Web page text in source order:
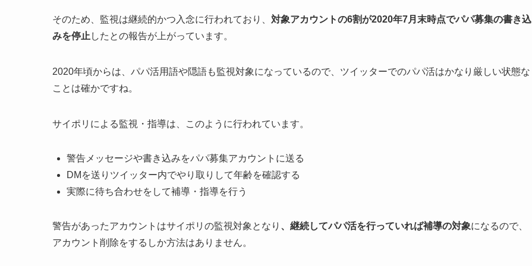
そのため、監視は継続的かつ入念に行われており、 対象アカウントの6割が2020年7月末時点でパパ募集の書き込
みを停止 したとの報告が上がっています。
2020年頃からは、パパ活用語や隠語も監視対象になっているので、ツイッターでのパパ活はかなり厳しい状態な
ことは確かですね。
サイポリによる監視・指導は、このように行われています。
警告メッセージや書き込みをパパ募集アカウントに送る
DMを送りツイッター内でやり取りして年齢を確認する
実際に待ち合わせをして補導・指導を行う
警告があったアカウントはサイポリの監視対象となり 、継続してパパ活を行っていれば補導の対象になるので、
アカウント削除をするしか方法はありません。